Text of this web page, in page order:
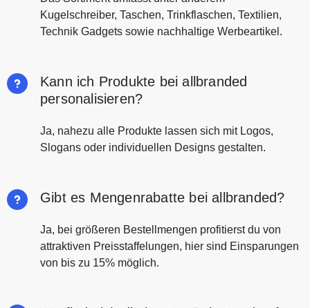
Kugelschreiber, Taschen, Trinkflaschen, Textilien,
Technik Gadgets sowie nachhaltige Werbeartikel.
Kann ich Produkte bei allbranded
personalisieren?
Ja, nahezu alle Produkte lassen sich mit Logos,
Slogans oder individuellen Designs gestalten.
Gibt es Mengenrabatte bei allbranded?
Ja, bei größeren Bestellmengen profitierst du von
attraktiven Preisstaffelungen, hier sind Einsparungen
von bis zu 15% möglich.